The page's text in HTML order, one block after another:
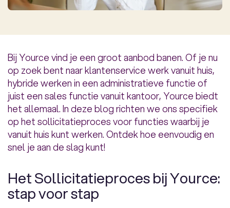
Bij Yource vind je een groot aanbod banen. Of je nu
op zoek bent naar klantenservice werk vanuit huis,
hybride werken in een administratieve functie of
juist een sales functie vanuit kantoor, Yource biedt
het allemaal. In deze blog richten we ons specifiek
op het sollicitatieproces voor functies waarbij je
vanuit huis kunt werken. Ontdek hoe eenvoudig en
snel je aan de slag kunt!
Het Sollicitatieproces bij Yource:
stap voor stap